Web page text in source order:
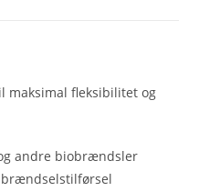
maksimal fleksibilitet og
andre biobrændsler
brændselstilførsel